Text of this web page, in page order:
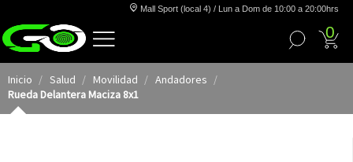
Mall Sport (local 4) / Lun a Dom de 10:00 a 20:00hrs
0
Inicio Salud Movilidad
Andadores
Rueda Delantera Maciza 8x1